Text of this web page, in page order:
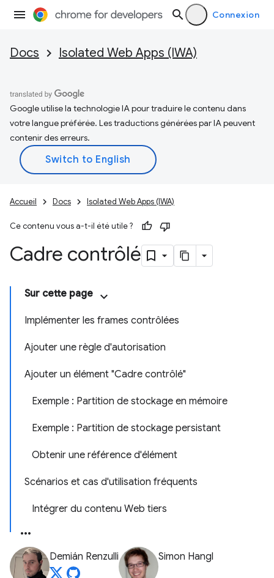
Connexion
Docs Isolated Web Apps (IWA)
Google utilise la technologie IA pour traduire le contenu dans
votre langue préférée. Les traductions générées par IA peuvent
contenir des erreurs.
Accueil Docs Isolated Web Apps (IWA)
Ce contenu vous a-t-il été utile ?
Cadre contrôlé
Sur cette page
Implémenter les frames contrôlées
Ajouter une règle d'autorisation
Ajouter un élément "Cadre contrôlé"
Exemple : Partition de stockage en mémoire
Exemple : Partition de stockage persistant
Obtenir une référence d'élément
Scénarios et cas d'utilisation fréquents
Intégrer du contenu Web tiers
Demián Renzulli Simon Hangl